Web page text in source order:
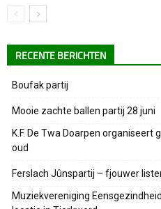
RECENTE BERICHTEN
Boufak partij
Mooie zachte ballen partij 28 juni
K.F. De Twa Doarpen
oud
Ferslach Jûnspartij – fjouwer
Muziekvereniging